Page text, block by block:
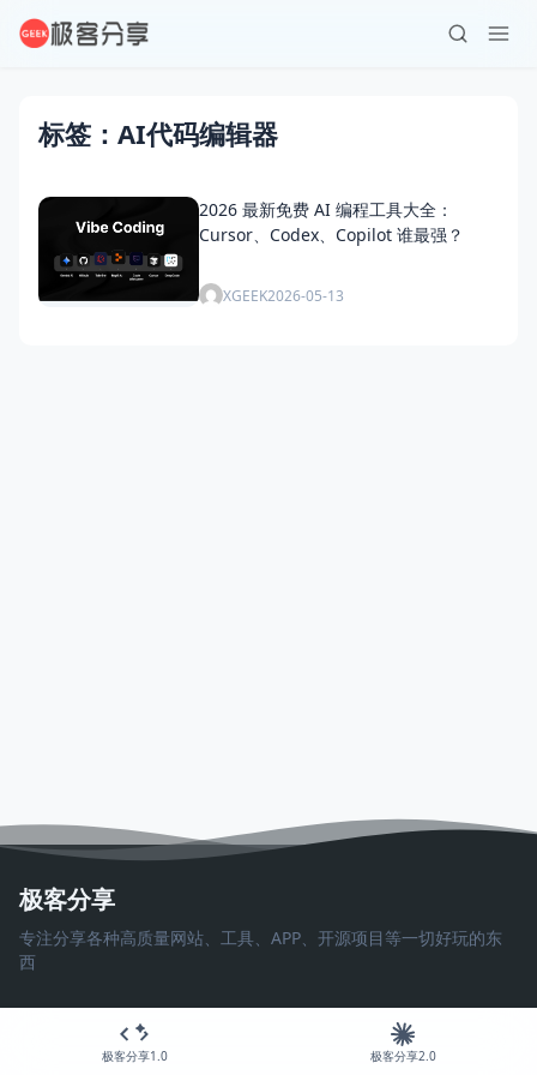
标签：AI代码编辑器
2026 最新免费 AI 编程工具大全：
Cursor、Codex、Copilot 谁最强？
XGEEK2026-05-13
极客分享
专注分享各种高质量网站、工具、APP、开源项目等一切好玩的东
西
极客分享1.0 极客分享2.0